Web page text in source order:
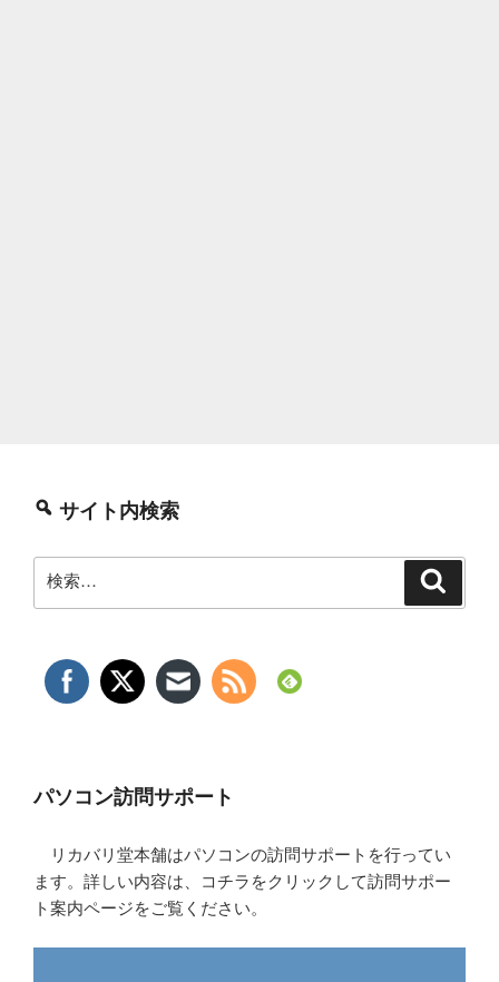
サイト内検索
索:
パソコン訪問サポート
リカバリ堂本舗はパソコンの訪問サポートを行ってい
ます。詳しい内容は、コチラをクリックして訪問サポー
ト案内ページをご覧ください。